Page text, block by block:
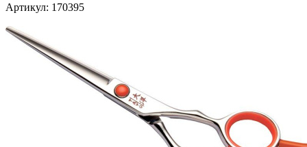
Артикул: 170395